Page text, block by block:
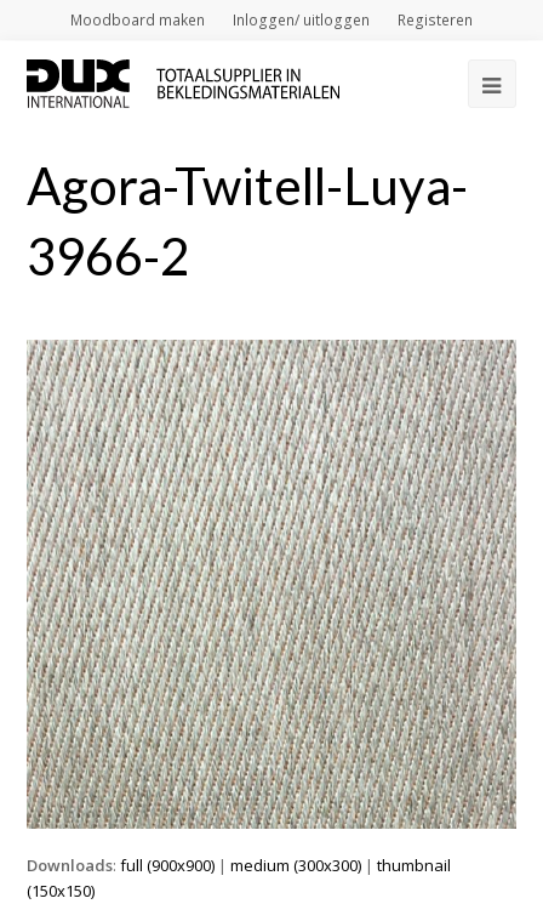
Moodboard maken Inloggen/ uitloggen Registeren
Agora-Twitell-Luya-
3966-2
Downloads:full (900x900) |medium (300x300) |thumbnail
(150x150)